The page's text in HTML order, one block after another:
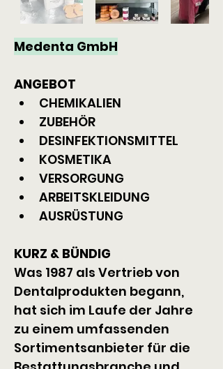
Medenta GmbH
ANGEBOT
CHEMIKALIEN
ZUBEHÖR
DESINFEKTIONSMITTEL
KOSMETIKA
VERSORGUNG
ARBEITSKLEIDUNG
AUSRÜSTUNG
KURZ & BÜNDIG
Was 1987 als Vertrieb von
Dentalprodukten begann,
hat sich im Laufe der Jahre
zu einem umfassenden
Sortimentsanbieter für die